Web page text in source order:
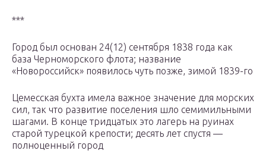
***
Город был основан 24(12) сентября 1838 года как
база Черноморского флота; название
«Новороссийск» появилось чуть позже, зимой 1839-го
Цемесская бухта имела важное значение для морских
сил, так что развитие поселения шло семимильными
шагами. В конце тридцатых это лагерь на руинах
старой турецкой крепости; десять лет спустя —
полноценный город